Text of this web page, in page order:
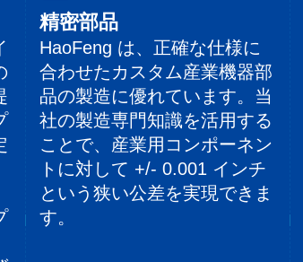
精密部品
HaoFeng は、正確な仕様に
合わせたカスタム産業機器部
品の製造に優れています。当
社の製造専門知識を活用する
ことで、産業用コンポーネン
トに対して +/- 0.001 インチ
という狭い公差を実現できま
す。